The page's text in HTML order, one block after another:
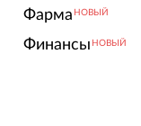
Фарма НОВЫЙ
Финансы НОВЫЙ